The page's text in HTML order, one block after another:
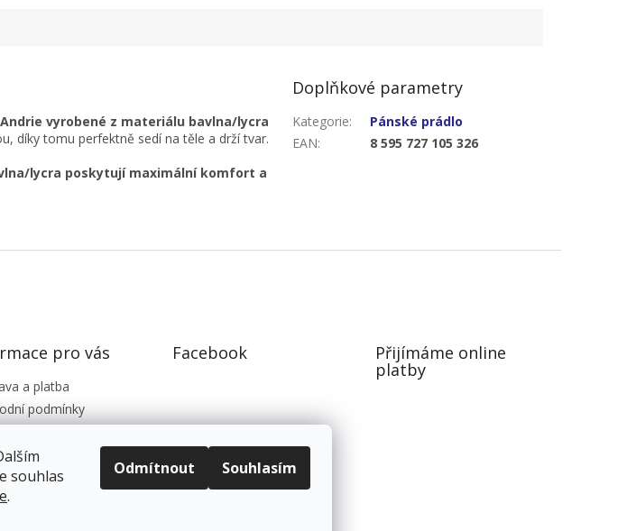
souhlas
.
Odmítnout Souhlasím
vyrobené z materiálu bavlna/lycra
díky tomu perfektně sedí na těle a drží tvar.
lycra poskytují maximální komfort a
Doplňkové parametry
Kategorie:
Pánské prádlo
EAN: 8 595 727 105 326
pro vás
a platba
podmínky
vrácení zboží
Facebook Přijímáme online
platby